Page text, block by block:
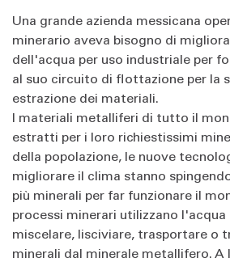
Una grande azienda messicana
minerario aveva bisogno di
dell'acqua per uso industriale per
al suo circuito di flottazione per la
estrazione dei materiali.
I materiali metalliferi di tutto il
estratti per i loro richiestissimi
della popolazione, le nuove
migliorare il clima stanno
più minerali per far funzionare il
processi minerari utilizzano
miscelare, lisciviare, trasportare o
minerali dal minerale metallifero. A